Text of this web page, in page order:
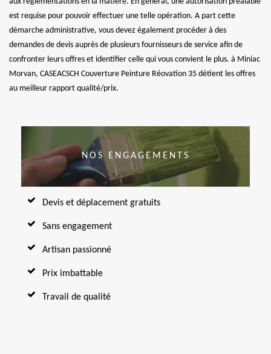
est requise pour pouvoir effectuer une telle opération. A part cette
démarche administrative, vous devez également procéder à des
demandes de devis auprès de plusieurs fournisseurs de service afin de
confronter leurs offres et identifier celle qui vous convient le plus. à Miniac
Morvan, CASEACSCH Couverture Peinture Réovation 35 détient les offres
au meilleur rapport qualité/prix.
NOS ENGAGEMENTS
Devis et déplacement gratuits
Sans engagement
Artisan passionné
Prix imbattable
Travail de qualité